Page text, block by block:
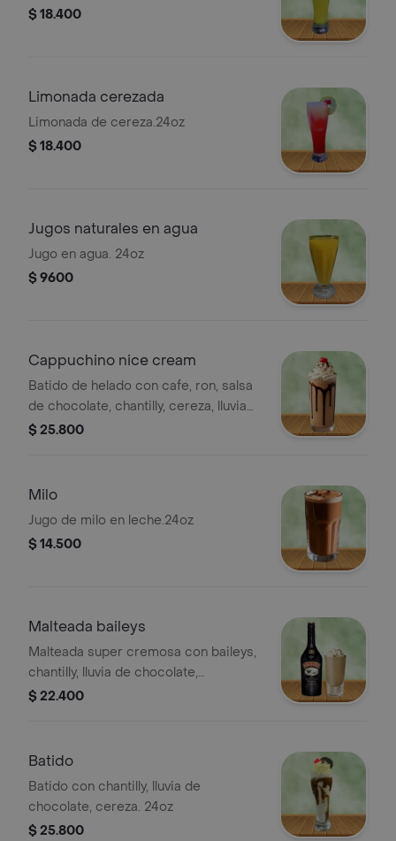
$ 18.400
Limonada cerezada
Limonada de cereza.24oz
$ 18.400
Jugos naturales en agua
Jugo en agua. 24oz
$ 9600
Cappuchino nice cream
Batido de helado con cafe, ron, salsa
de chocolate, chantilly, cereza, lluvia
de chocolate.24oz
$ 25.800
Milo
Jugo de milo en leche.24oz
$ 14.500
Malteada baileys
Malteada super cremosa con baileys,
chantilly, lluvia de chocolate,
cereza.24oz
$ 22.400
Batido
Batido con chantilly, lluvia de
chocolate, cereza. 24oz
$ 25.800